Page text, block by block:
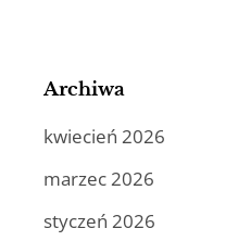
Archiwa
kwiecień 2026
marzec 2026
styczeń 2026